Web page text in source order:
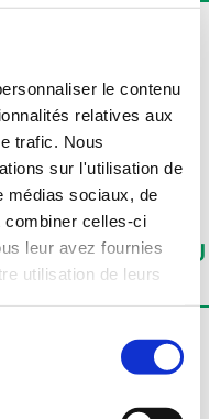
le contenu
relatives aux
trafic. Nous
sur l'utilisation de
médias sociaux, de
combiner celles-ci
leur avez fournies
utilisation de leurs
mis l'empreinte de votre
mail pour demander de
avoir laissé
de 630€.
À L'AÉROPORT OU
elle vous coûtera 40€
espèces au prorpiétaire
propriétaire, Carlok fera
+ 20€ de frais des